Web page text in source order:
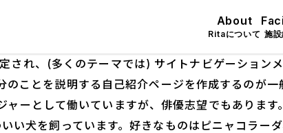
About
Ritaについて 施
され、(多くのテーマでは) サイトナビゲーション
ことを説明する自己紹介ページを作成するのが一
ーとして働いていますが、俳優志望でもあります
い犬を飼っています。好きなものはピニャコラー